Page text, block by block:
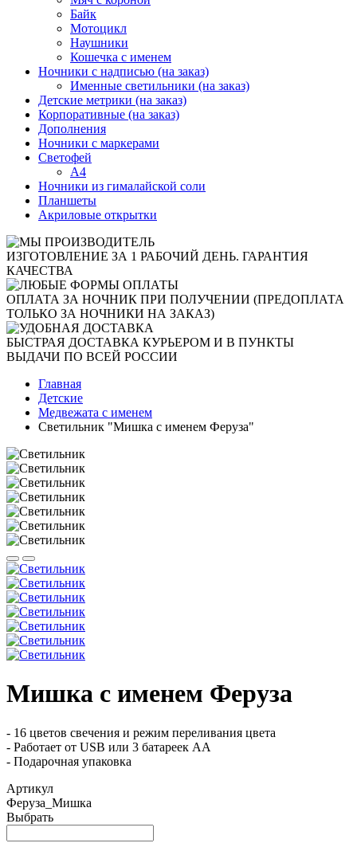
Байк
Мотоцикл
Наушники
Кошечка с именем
Ночники с надписью (на заказ)
Именные светильники (на заказ)
Детские метрики (на заказ)
Корпоративные (на заказ)
Дополнения
Ночники с маркерами
Светофей
А4
Ночники из гималайской соли
Планшеты
Акриловые открытки
ИЗГОТОВЛЕНИЕ ЗА 1 РАБОЧИЙ ДЕНЬ. ГАРАНТИЯ
КАЧЕСТВА
ОПЛАТА ЗА НОЧНИК ПРИ ПОЛУЧЕНИИ (ПРЕДОПЛАТА
ТОЛЬКО ЗА НОЧНИКИ НА ЗАКАЗ)
БЫСТРАЯ ДОСТАВКА КУРЬЕРОМ И В ПУНКТЫ
ВЫДАЧИ ПО ВСЕЙ РОССИИ
Главная
Детские
Медвежата с именем
Светильник "Мишка с именем Феруза"
Мишка с именем Феруза
- 16 цветов свечения и режим переливания цвета
- Работает от USB или 3 батареек АА
- Подарочная упаковка
Артикул
Феруза_Мишка
Выбрать